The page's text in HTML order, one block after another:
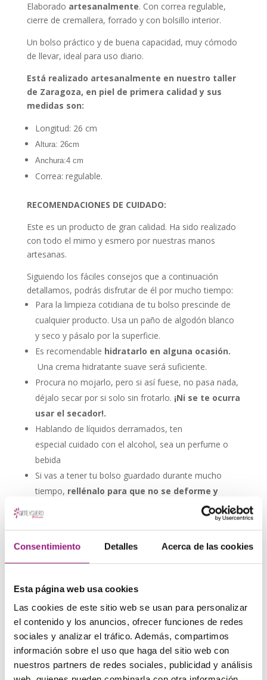
Consentimiento Detalles Acerca de las cookies
Esta página web usa cookies
Las cookies de este sitio web se usan para personalizar
el contenido y los anuncios, ofrecer funciones de redes
sociales y analizar el tráfico. Además, compartimos
información sobre el uso que haga del sitio web con
nuestros partners de redes sociales, publicidad y análisis
Elaborado artesanalmente. Con correa regulable,
cierre de cremallera, forrado y con bolsillo interior.
Un bolso práctico y de buena capacidad, muy cómodo
de llevar, ideal para uso diario.
Está realizado artesanalmente en nuestro taller
de Zaragoza, en piel de primera calidad y sus
medidas son:
Longitud: 26 cm
Altura: 26cm
Anchura:4 cm
Correa: regulable.
RECOMENDACIONES DE CUIDADO:
Este es un producto de gran calidad. Ha sido realizado
con todo el mimo y esmero por nuestras manos
artesanas.
Siguiendo los fáciles consejos que a continuación
detallamos, podrás disfrutar de él por mucho tiempo:
Para la limpieza cotidiana de tu bolso prescinde de
cualquier producto. Usa un paño de algodón blanco
y seco y pásalo por la superficie.
Es recomendable hidratarlo en alguna ocasión.
Una crema hidratante suave será suficiente.
Procura no mojarlo, pero si así fuese, no pasa nada,
déjalo secar por si solo sin frotarlo. ¡Ni se te ocurra
usar el secador!.
Hablando de líquidos derramados, ten
especial cuidado con el alcohol, sea un perfume o
bebida
Si vas a tener tu bolso guardado durante mucho
tiempo, rellénalo para que no se deforme y
mantenlo protegido de la luz y la humedad
Información adicional
Color
Azul, Azul marino, Beige, Cuero,
Granate, Marrón, Marrón taupe,
Morado, Negro, Rojo, Verde,
Verde oscuro